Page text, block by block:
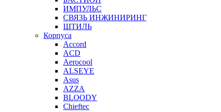
ИМПУЛЬС
СВЯЗЬ ИНЖИНИРИНГ
ШТИЛЬ
Корпуса
Accord
ACD
Aerocool
ALSEYE
Asus
AZZA
BLOODY
Chieftec